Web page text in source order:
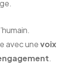
avec unevoix
.